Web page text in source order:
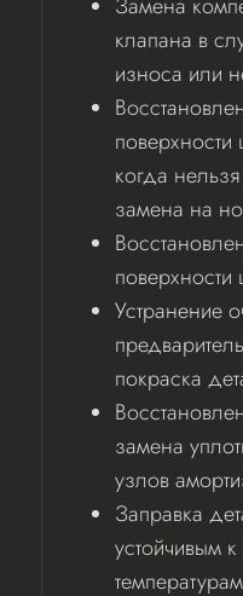
клапана в
износа или
поверхности
когда
замена на
Устранение
покраска
замена
узлов
Заправка
устойчивым